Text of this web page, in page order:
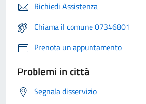
Richiedi Assistenza
Chiama il comune 07346801
Prenota un appuntamento
Problemi in città
Segnala disservizio